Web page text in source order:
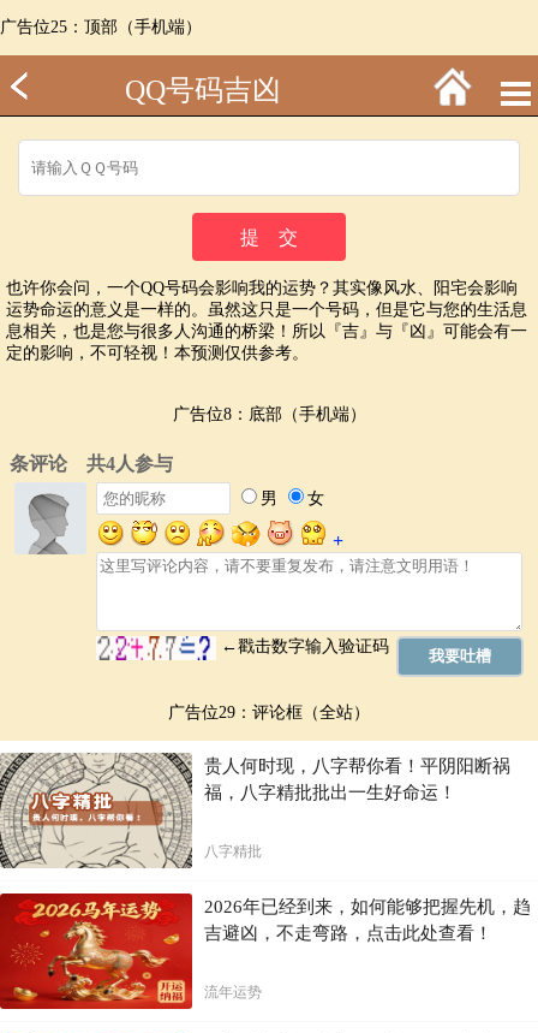
广告位25：顶部（手机端）
QQ号码吉凶
也许你会问，一个QQ号码会影响我的运势？其实像风水、阳宅会影响
运势命运的意义是一样的。虽然这只是一个号码，但是它与您的生活息
息相关，也是您与很多人沟通的桥梁！所以『吉』与『凶』可能会有一
定的影响，不可轻视！本预测仅供参考。
广告位8：底部（手机端）
广告位29：评论框（全站）
贵人何时现，八字帮你看！平阴阳断祸
福，八字精批批出一生好命运！
八字精批
2026年已经到来，如何能够把握先机，趋
吉避凶，不走弯路，点击此处查看！
流年运势